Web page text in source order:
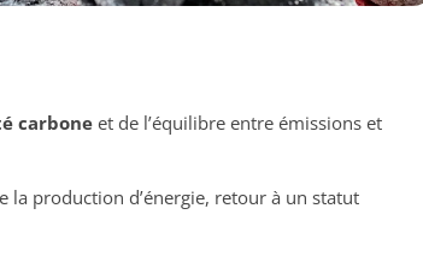
carboneet de l’équilibre entre émissions et
la production d’énergie, retour à un statut